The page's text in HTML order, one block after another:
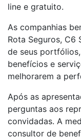
line e gratuito.
As companhias
Rota Seguros, C6
de seus
benefícios e
melhorarem a
Após as
perguntas aos
convidadas. A
consultor de